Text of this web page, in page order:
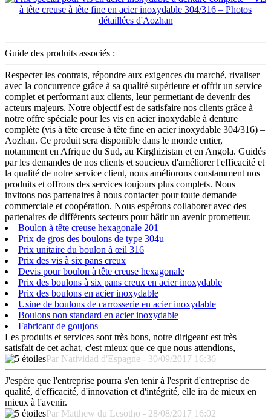
Guide des produits associés :
Respecter les contrats, répondre aux exigences du marché, rivaliser
avec la concurrence grâce à sa qualité supérieure et offrir un service
complet et performant aux clients, leur permettant de devenir des
acteurs majeurs. Notre objectif est de satisfaire nos clients grâce à
notre offre spéciale pour les vis en acier inoxydable à denture
complète (vis à tête creuse à tête fine en acier inoxydable 304/316) –
Aozhan. Ce produit sera disponible dans le monde entier,
notamment en Afrique du Sud, au Kirghizistan et en Angola. Guidés
par les demandes de nos clients et soucieux d'améliorer l'efficacité et
la qualité de notre service client, nous améliorons constamment nos
produits et offrons des services toujours plus complets. Nous
invitons nos partenaires à nous contacter pour toute demande
commerciale et coopération. Nous espérons collaborer avec des
partenaires de différents secteurs pour bâtir un avenir prometteur.
Boulon à tête creuse hexagonale 201
Prix de gros des boulons de type 304u
Prix unitaire du boulon à œil 316
Prix des vis à six pans creux
Devis pour boulon à tête creuse hexagonale
Prix des boulons à six pans creux en acier inoxydable
Prix des boulons en acier inoxydable
Usine de boulons de carrosserie en acier inoxydable
Boulons non standard en acier inoxydable
Fabricant de goujons
Les produits et services sont très bons, notre dirigeant est très
satisfait de cet achat, c'est mieux que ce que nous attendions,
Par Natividad d'Espagne - 30/09/2017 16:36
J'espère que l'entreprise pourra s'en tenir à l'esprit d'entreprise de
qualité, d'efficacité, d'innovation et d'intégrité, elle ira de mieux en
mieux à l'avenir.
Par Matthew du Lesotho - 28/08/2017 16:02